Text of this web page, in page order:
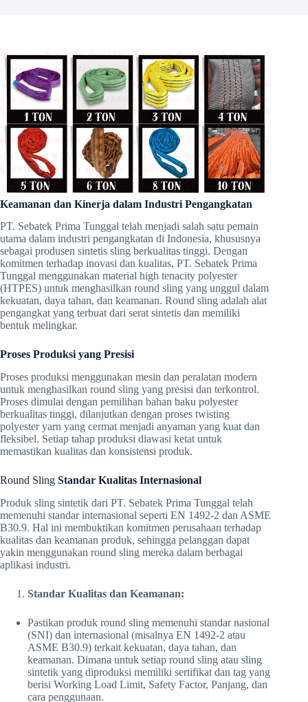
Keamanan dan Kinerja dalam Industri Pengangkatan
PT. Sebatek Prima Tunggal telah menjadi salah satu pemain
utama dalam industri pengangkatan di Indonesia, khususnya
sebagai produsen sintetis sling berkualitas tinggi. Dengan
komitmen terhadap inovasi dan kualitas, PT. Sebatek Prima
Tunggal menggunakan material high tenacity polyester
(HTPES) untuk menghasilkan round sling yang unggul dalam
kekuatan, daya tahan, dan keamanan. Round sling adalah alat
pengangkat yang terbuat dari serat sintetis dan memiliki
bentuk melingkar.
Proses Produksi yang Presisi
Proses produksi menggunakan mesin dan peralatan modern
untuk menghasilkan round sling yang presisi dan terkontrol.
Proses dimulai dengan pemilihan bahan baku polyester
berkualitas tinggi, dilanjutkan dengan proses twisting
polyester yarn yang cermat menjadi anyaman yang kuat dan
fleksibel. Setiap tahap produksi diawasi ketat untuk
memastikan kualitas dan konsistensi produk.
Round Sling Standar Kualitas Internasional
Produk sling sintetik dari PT. Sebatek Prima Tunggal telah
memenuhi standar internasional seperti EN 1492-2 dan ASME
B30.9. Hal ini membuktikan komitmen perusahaan terhadap
kualitas dan keamanan produk, sehingga pelanggan dapat
yakin menggunakan round sling mereka dalam berbagai
aplikasi industri.
Standar Kualitas dan Keamanan:
Pastikan produk round sling memenuhi standar nasional
(SNI) dan internasional (misalnya EN 1492-2 atau
ASME B30.9) terkait kekuatan, daya tahan, dan
keamanan. Dimana untuk setiap round sling atau sling
sintetik yang diproduksi memiliki sertifikat dan tag yang
berisi Working Load Limit, Safety Factor, Panjang, dan
cara penggunaan.